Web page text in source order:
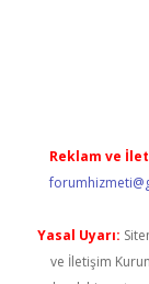
Reklam ve
Yasal Uyarı:
ve İletişim